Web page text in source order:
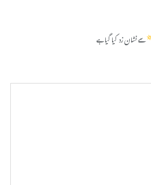
سے نشان زد کیا گیا ہے